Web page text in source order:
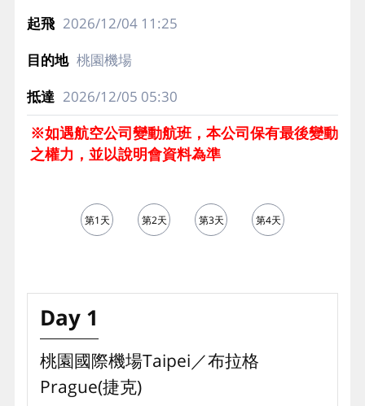
2026/12/0411:25
桃園機場
2026/12/05 05:30
※如遇航空公司變動航班，本公司保有最後變動
之權力，並以說明會資料為準
第1天 第2天 第3天 第4天
Day 1
桃園國際機場Taipei／布拉格
Prague(捷克)